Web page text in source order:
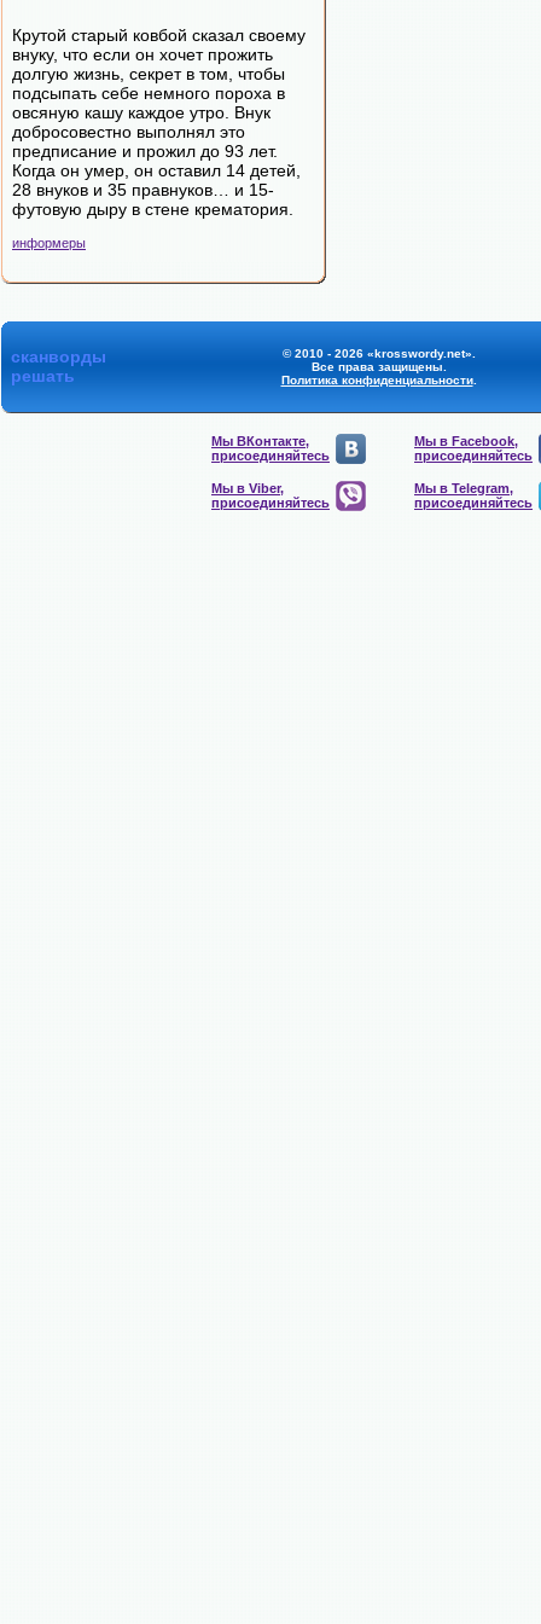
Крутой старый ковбой сказал своему
внуку, что если он хочет прожить
долгую жизнь, секрет в том, чтобы
подсыпать себе немного пороха в
овсяную кашу каждое утро. Внук
добросовестно выполнял это
предписание и прожил до 93 лет.
Когда он умер, он оставил 14 детей,
28 внуков и 35 правнуков… и 15-
футовую дыру в стене крематория.
информеры
сканворды
решать
© 2010 - 2026 «krosswordy.net».
Все права защищены.
Политика конфиденциальности.
Мы ВКонтакте,
присоединяйтесь
Мы в Facebook,
присоединяйтесь
Мы в Viber,
присоединяйтесь
Мы в Telegram,
присоединяйтесь